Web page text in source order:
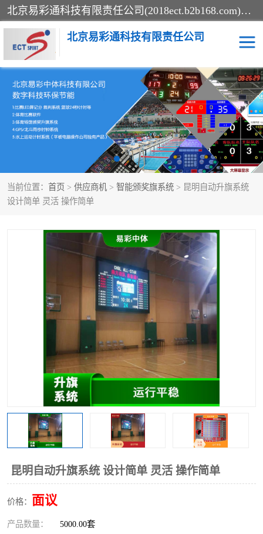
北京易彩通科技有限责任公司(2018ect.b2b168.com)主要提供陕西计时记分系统，全国统一热线：15611947915.北京易彩通科技有限责任公司有一支长期从事智能控制系统研发的高素质的队伍，具有嵌入式系统，视频系统、通信系统、网络系统，体育计时系统的知识和技能。强力打造体育比赛计时计分系统、智能升降旗系统、标准时钟系统、赛事编排及信息发布系统，为用户提供较新的，较廉价的，应用解决方案。
北京易彩通科技有限责任公司
当前位置： 首页 > 供应商机 > 智能颁奖旗系统 > 昆明自动升旗系统
设计简单 灵活 操作简单
昆明自动升旗系统 设计简单 灵活 操作简单
价格： 面议
产品数量： 5000.00套
记分系统 游泳计时系统
智能颁奖旗系统 GPS同步时钟系统
计时计分及成绩处理系统 计时记分系统
体育场馆影像采集回放系 游泳馆水下摄影采集救生